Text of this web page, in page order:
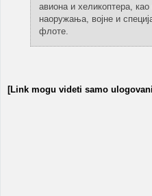
авиона и хеликоптера,
наоружања, војне и
флоте.
[Link mogu videti samo